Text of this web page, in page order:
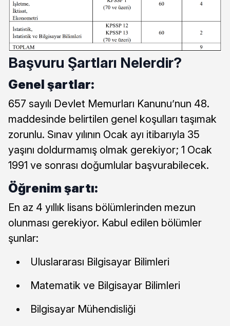
Başvuru Şartları Nelerdir?
Genel şartlar:
657 sayılı Devlet Memurları Kanunu’nun 48.
maddesinde belirtilen genel koşulları taşımak
zorunlu. Sınav yılının Ocak ayı itibarıyla 35
yaşını doldurmamış olmak gerekiyor; 1 Ocak
1991 ve sonrası doğumlular başvurabilecek.
Öğrenim şartı:
En az 4 yıllık lisans bölümlerinden mezun
olunması gerekiyor. Kabul edilen bölümler
şunlar:
Uluslararası Bilgisayar Bilimleri
Matematik ve Bilgisayar Bilimleri
Bilgisayar Mühendisliği